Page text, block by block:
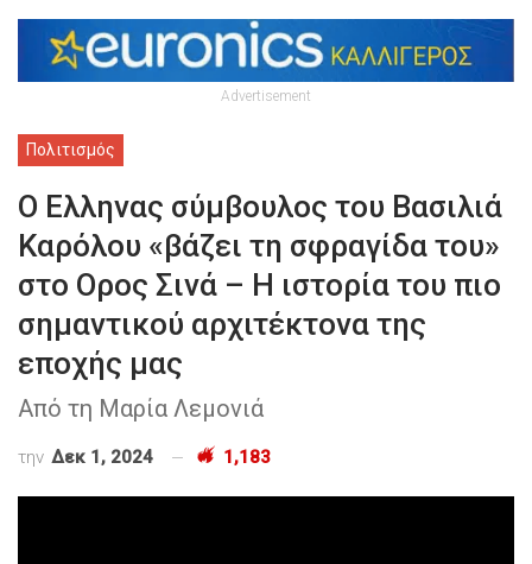
Advertisement
Πολιτισμός
Ο Ελληνας σύμβουλος του Βασιλιά
Καρόλου «βάζει τη σφραγίδα του»
στο Ορος Σινά – Η ιστορία του πιο
σημαντικού αρχιτέκτονα της
εποχής μας
Από τη Μαρία Λεμονιά
την Δεκ 1, 2024 1,183